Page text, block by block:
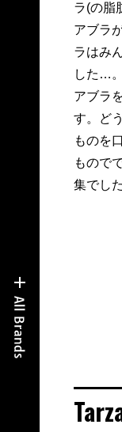
ラ(の脂
アブラ
ラはみ
した…
アブラ
す。ど
ものを
もので
集でした